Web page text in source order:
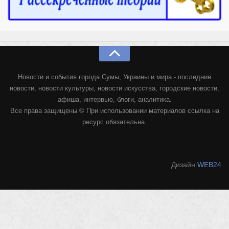
Новости и события города Сумы, Украины и мира - последние
новости, новости культуры, новости искусства, городские новости,
афиша, интервью, блоги, аналитика.
Все права защищены © При использовании материалов ссылка на
ресурс обязательна.
Дизайн WEB24